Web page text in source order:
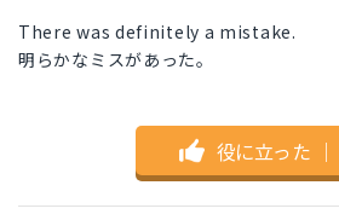
There was definitely a mistake.
明らかなミスがあった。
役に立った ｜